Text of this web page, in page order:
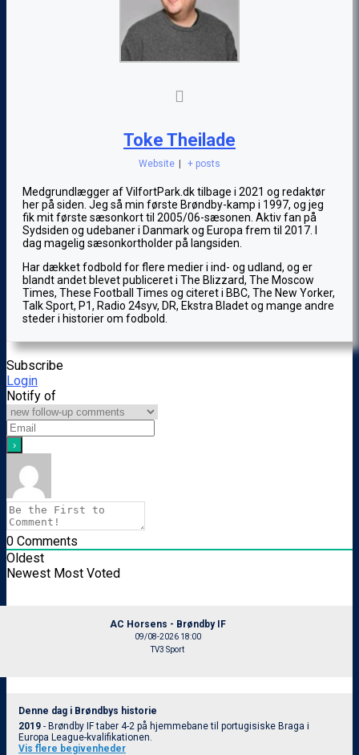
Toke Theilade
Website | + posts
Medgrundlægger af VilfortPark.dk tilbage i 2021 og redaktør
her på siden. Jeg så min første Brøndby-kamp i 1997, og jeg
fik mit første sæsonkort til 2005/06-sæsonen. Aktiv fan på
Sydsiden og udebaner i Danmark og Europa frem til 2017. I
dag magelig sæsonkortholder på langsiden.
Har dækket fodbold for flere medier i ind- og udland, og er
blandt andet blevet publiceret i The Blizzard, The Moscow
Times, These Football Times og citeret i BBC, The New Yorker,
Talk Sport, P1, Radio 24syv, DR, Ekstra Bladet og mange andre
steder i historier om fodbold.
Subscribe
Login
Notify of
0 Comments
Oldest
Newest Most Voted
AC Horsens - Brøndby IF
09/08-2026 18:00
TV3 Sport
Denne dag i Brøndbys historie
2019 - Brøndby IF taber 4-2 på hjemmebane til portugisiske Braga i
Europa League-kvalifikationen.
Vis flere begivenheder